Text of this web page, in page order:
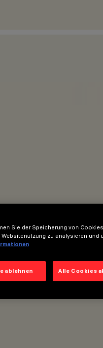
Sicherheitsglas.
IP68.
Sie der Speicherung von
zu analysieren und
ablehnen Alle Cookies